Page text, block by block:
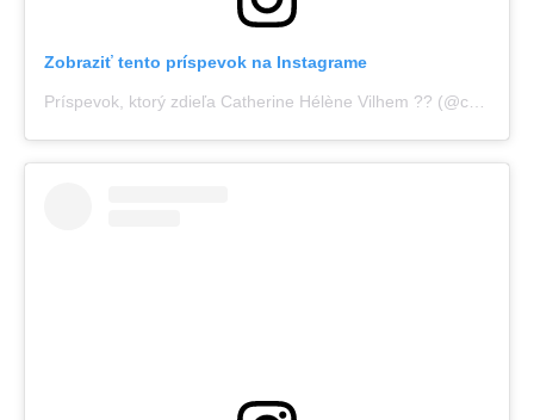
Zobraziť tento príspevok na Instagrame
Príspevok, ktorý zdieľa Catherine Hélène Vilhem ?? (@catherinevilhem)